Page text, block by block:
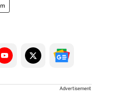
Advertisement